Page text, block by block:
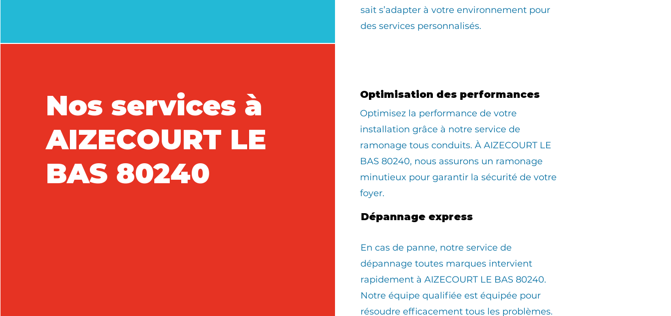
sait s’adapter à votre environnement pour
des services personnalisés.
Nos services à
AIZECOURT LE
BAS 80240
Optimisation des performances
Optimisez la performance de votre
installation grâce à notre service de
ramonage tous conduits. À AIZECOURT LE
BAS 80240, nous assurons un ramonage
minutieux pour garantir la sécurité de votre
foyer.
Dépannage express
En cas de panne, notre service de
dépannage toutes marques intervient
rapidement à AIZECOURT LE BAS 80240.
Notre équipe qualifiée est équipée pour
résoudre efficacement tous les problèmes.